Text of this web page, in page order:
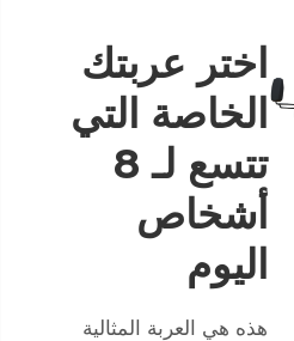
اختر عربتك
الخاصة التي
تتسع لـ 8
أشخاص
اليوم
هذه هي العربة المثالية